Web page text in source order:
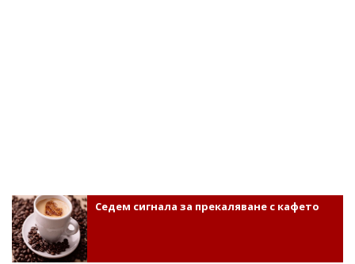
Седем сигнала за прекаляване с кафето